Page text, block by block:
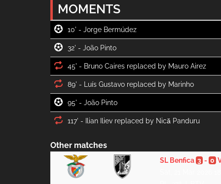
MOMENTS
10' -
32' -
45' -
89' -
95' -
117' -
Other matches
SL Benfica 3- 0